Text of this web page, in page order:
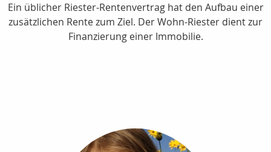
Ein üblicher Riester-Rentenvertrag hat den Aufbau einer
zusätzlichen Rente zum Ziel. Der Wohn-Riester dient zur
Finanzierung einer Immobilie.